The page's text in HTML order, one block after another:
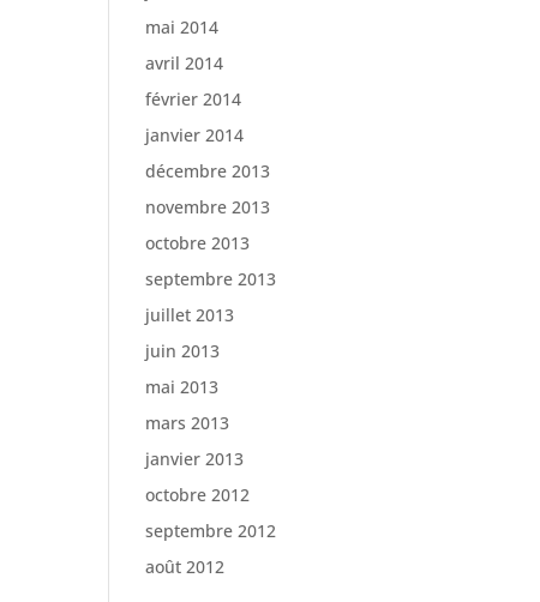
mai 2014
avril 2014
février 2014
janvier 2014
décembre 2013
novembre 2013
octobre 2013
septembre 2013
juillet 2013
juin 2013
mai 2013
mars 2013
janvier 2013
octobre 2012
septembre 2012
août 2012